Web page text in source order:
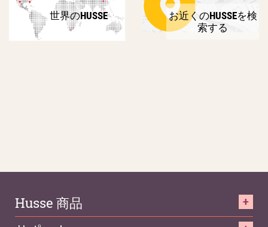
世界のHUSSE
お近くのHUSSEを検
索する
Husse 商品